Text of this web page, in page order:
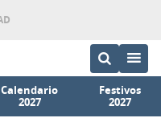
Calendario
2027
Festivos
2027